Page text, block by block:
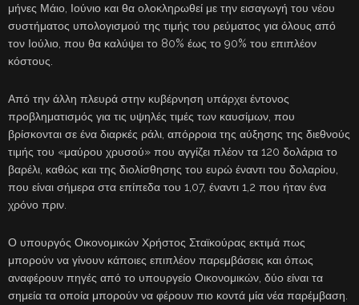
μήνες Μάιο, Ιούνιο και θα ολοκληρωθεί με την εισαγωγή του νέου
συστήματος υπολογισμού της τιμής του ρεύματος για όλους από
τον Ιούλιο, που θα καλύψει το 80% έως το 90% του επιπλέον
κόστους.
Από την άλλη πλευρά στην κυβέρνηση υπάρχει έντονος
προβληματισμός για τις υψηλές τιμές των καυσίμων, που
βρίσκονται σε ένα διαρκές ράλι, απόρροια της αύξησης της διεθνούς
τιμής του «μαύρου χρυσού» που αγγίζει πλέον τα 120 δολάρια το
βαρέλι, καθώς και της διολίσθησης του ευρώ έναντι του δολαρίου,
που είναι σήμερα στα επίπεδα του 1,07, έναντι 1,2 που ήταν ένα
χρόνο πριν.
Ο υπουργός Οικονομικών Χρήστος Σταϊκούρας εκτιμά πως
μπορούν να γίνουν κάποιες επιπλέον παρεμβάσεις και όπως
αναφέρουν πηγές από το υπουργείο Οικονομικών, δύο είναι τα
σημεία τα οποία μπορούν να φέρουν πιο κοντά μία νέα παρέμβαση.